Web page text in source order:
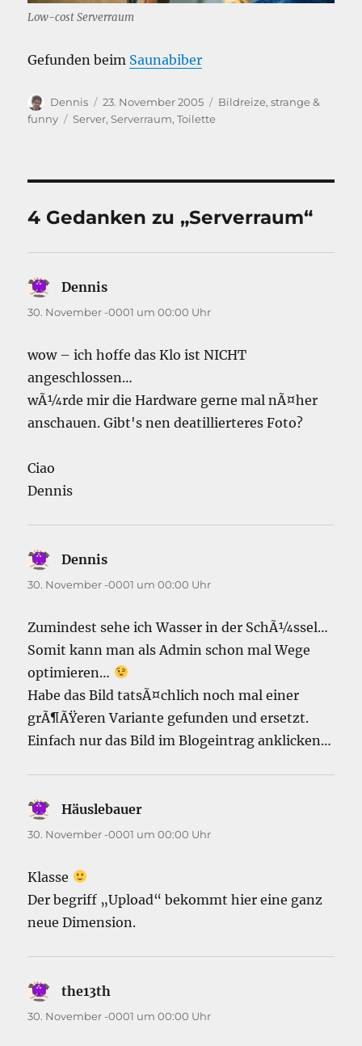
Low-cost Serverraum
Gefunden beim Saunabiber
Autor
Dennis
Veröffentlicht
am
23. November 2005 Kategorien
Bildreize,strange &
funny
Schlagwörter
Server,Serverraum,Toilette
4 Gedanken zu „Serverraum“
Dennis
30. November -0001 um 00:00 Uhr
wow – ich hoffe das Klo ist NICHT
angeschlossen…
wÃ¼rde mir die Hardware gerne mal nÃ¤her
anschauen. Gibt's nen deatillierteres Foto?
Ciao
Dennis
Dennis
30. November -0001 um 00:00 Uhr
Zumindest sehe ich Wasser in der SchÃ¼ssel…
Somit kann man als Admin schon mal Wege
optimieren…
Habe das Bild tatsÃ¤chlich noch mal einer
grÃ¶ÃŸeren Variante gefunden und ersetzt.
Einfach nur das Bild im Blogeintrag anklicken…
Häuslebauer
30. November -0001 um 00:00 Uhr
Klasse
Der begriff „Upload“ bekommt hier eine ganz
neue Dimension.
the13th
30. November -0001 um 00:00 Uhr